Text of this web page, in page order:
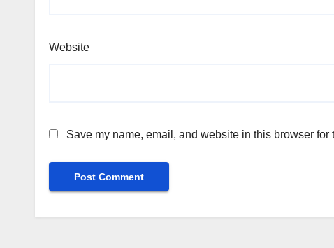
Website
Save my name, email, and website in this browser for